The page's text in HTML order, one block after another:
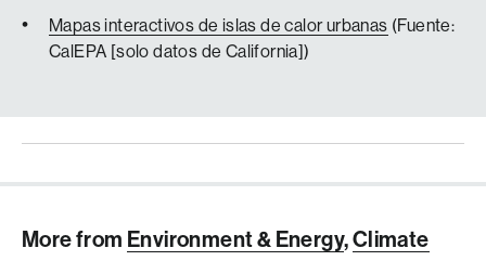
Mapas interactivos de islas de calor urbanas (Fuente:
CalEPA [solo datos de California])
More from Environment & Energy,Climate